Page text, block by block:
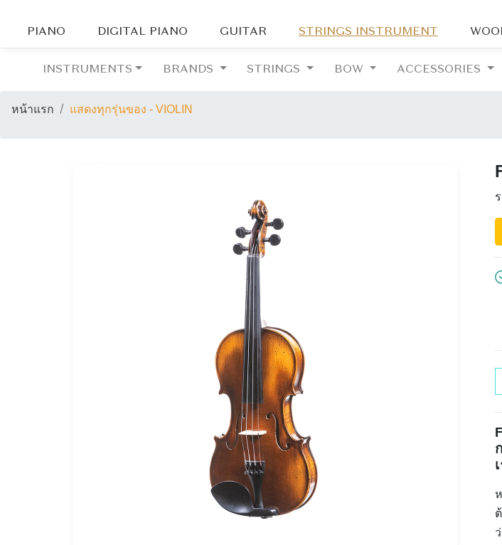
PIANO DIGITAL PIANO GUITAR STRINGS INSTRUMENT
INSTRUMENTS BRANDS STRINGS BOW ACCESSORIES
หน้าแรก แสดงทุกรุ่นของ - VIOLIN